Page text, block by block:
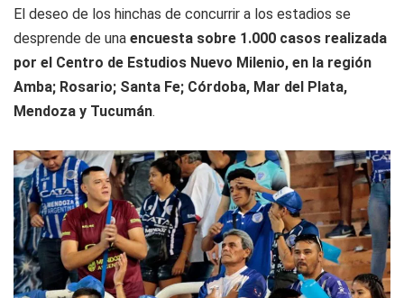
El deseo de los hinchas de concurrir a los estadios se
desprende de una encuesta sobre 1.000 casos realizada
por el Centro de Estudios Nuevo Milenio, en la región
Amba; Rosario; Santa Fe; Córdoba, Mar del Plata,
Mendoza y Tucumán.